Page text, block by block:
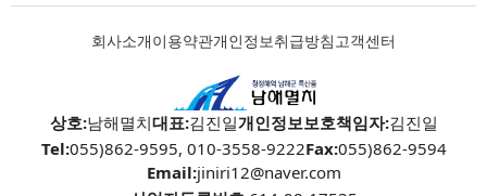
회사소개이용약관개인정보취급방침고객센터
상호:남해멸치대표:김진일개인정보보호책임자:김진일
Tel:055)862-9595, 010-3558-9222Fax:055)862-9594
Email:jiniri12@naver.com